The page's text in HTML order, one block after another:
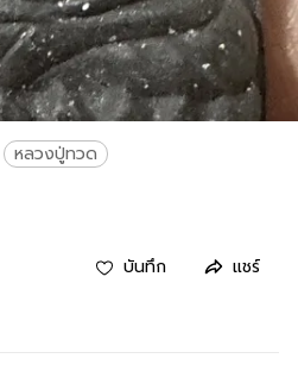
หลวงปู่ทวด
บันทึก แชร์